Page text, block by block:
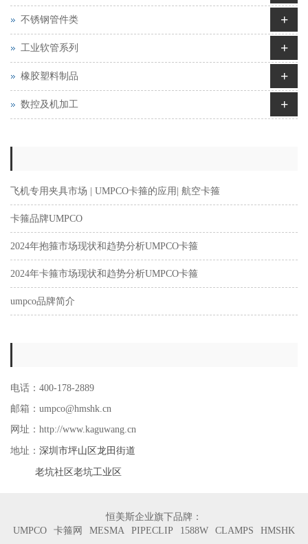
不锈钢管件类 +
工业软管系列 +
橡胶塑料制品 +
数控及机加工 +
飞机专用夹具市场 | UMPCO卡箍的应用| 航空卡箍
卡箍品牌UMPCO
2024年抱箍市场现状和趋势分析UMPCO卡箍
2024年卡箍市场现状和趋势分析UMPCO卡箍
umpco品牌简介
电话：400-178-2889
邮箱：umpco@hmshk.cn
网址：http://www.kaguwang.cn
地址： 深圳市坪山区龙田街道
老坑社区老坑工业区
恒美斯企业旗下品牌：
UMPCO
卡箍网 MESMA PIPECLIP 1588W CLAMPS HMSHK